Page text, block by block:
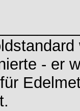
- er